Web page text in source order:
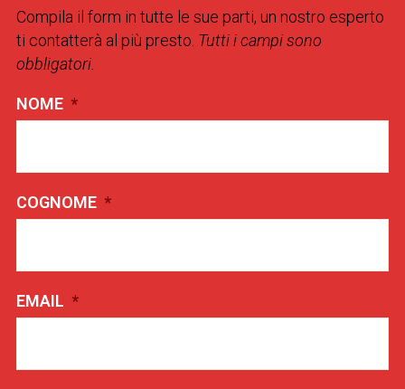
Compila il form in tutte le sue parti, un nostro esperto
ti contatterà al più presto. Tutti i campi sono
obbligatori.
NOME *
COGNOME *
EMAIL *